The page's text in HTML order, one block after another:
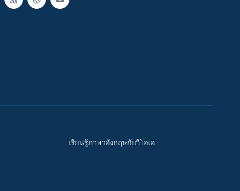
เรียนรู้ภาษาอังกฤษกับวีโอเอ